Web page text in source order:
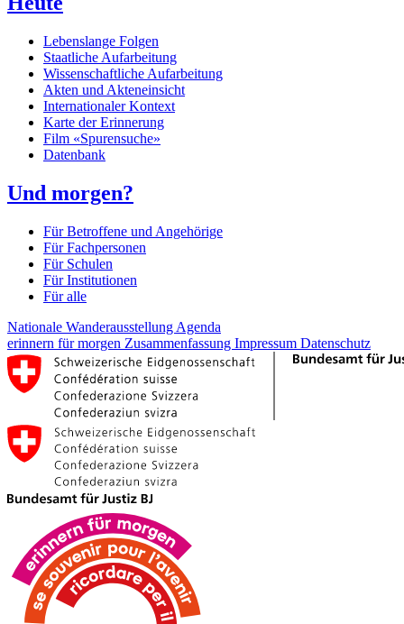
Lebenslange Folgen
Staatliche Aufarbeitung
Wissenschaftliche Aufarbeitung
Akten und Akteneinsicht
Internationaler Kontext
Karte der Erinnerung
Film «Spurensuche»
Datenbank
Und morgen?
Für Betroffene und Angehörige
Für Fachpersonen
Für Schulen
Für Institutionen
Für alle
Nationale Wanderausstellung Agenda
erinnern für morgen Zusammenfassung Impressum Datenschutz